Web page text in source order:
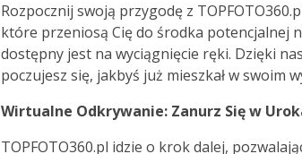
Rozpocznij swoją przygodę z
które przeniosą Cię do środka potencjalnej
dostępny jest na wyciągnięcie ręki. Dzięki
poczujesz się, jakbyś już mieszkał w swoim
Wirtualne Odkrywanie: Zanurz Się w
TOPFOTO360.pl idzie o krok dalej,